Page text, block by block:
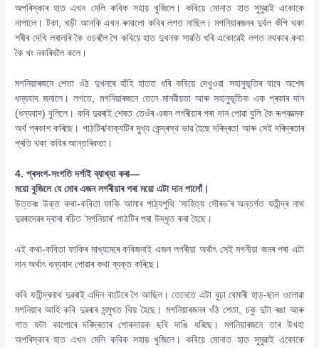
অপৰিস্কাৰ হাত এখন মেলি কবিক সহায় খুজিলে। কবিয়ে মোনাত হাত সুমুৱাই একোকে
নাপালে। টকা, ঘড়ী আনকি এখন ৰুমালো কবিৰ লগত নাছিল। মগনিয়াৰজনৰ দুৰ্বল কঁপি থকা
শৰীৰ দেখি লৰালৰি কৈ ওচৰলৈ গৈ কবিয়ে হাত দুখনক সাৱতি ধৰি একোৱেই লগত নথকাৰ কথা
কৈ খং নকৰিবলৈ কলে।
মগনিয়াৰজনে শেতা ওঁঠ দুখনৰে হাঁহি হাতত ধৰি কবিয়ে দেখুওৱা সহানুভূতিৰ বাবে অশেষ
ধন্যবাদ জনালে। লগতে, মগনিয়াৰজনে তেনে মানৱীয়তা আৰু সহানুভূতিক এক প্ৰকাৰ দান
(ধন্যবাদ) বুলিলে। কবি দুৱৰাই শেষত তেওঁৰ এজন লগৰীয়াৰ পৰা দান পোৱা বুলি কৈ ৰূপকাত্মক
অৰ্থ প্ৰকাশ কৰিছে। পাঠটিৰ/বাক্যটিৰ মুখ্য কেন্দ্ৰস্থ ভাৱ হৈছে দৰিদ্ৰতা আৰু সেই দৰিদ্ৰতাৰ
প্ৰতি থকা কবিৰ আন্তৰিকতা।
4. প্ৰসংগ-সংগতি দৰ্শাই ব্যাখ্যা কৰা—
ময়ো বুজিলে যে মোৰ এজন লগৰীয়াৰ পৰা ময়ো এটা দান পালোঁ।
উত্তৰঃ উক্ত কথা-কবিতা ফাকি আমাৰ পাঠ্যপুথি ‘সাহিত্য সৌৰভ’ৰ অন্তৰ্গত যতীন্দ্ৰ নাথ
দুৱৰাদেৱৰ দ্বাৰা ৰচিত ‘মগনিয়াৰ’ পাঠটিৰ পৰা উদ্ধৃত কৰা হৈছে।
এই কথা-কবিতা ফাকিৰ মাধ্যমেৰে কবিজনাই এজন লগৰীয়া অৰ্থাৎ সেই মগনীয়া জনৰ পৰা এটা
দান অৰ্থাৎ ধন্যবাদ পোৱাৰ কথা ব্যক্ত কৰিছে।
কবি যতীন্দ্ৰনাথ দুৱৰাই এদিন বাটেৰে গৈ আছিল। তেনেতে এটা বুঢ়া বেমাৰী হাড়-ছাল ওলোৱা
মগনিয়াৰ আহি কবি দুৱৰাৰ সন্মুখত থিয় হৈছে। মগনিয়াৰজনৰ ওঁঠ শেতা, চকু দুটা ৰঙা আৰু
গাত ফটা কাপোৰে দৰিদ্ৰতাৰ শোকদায়ক ছবি দাঙি ধৰিছে। মগনিয়াৰজনে তাৰ উখহা
অপৰিস্কাৰ হাত এখন মেলি কবিক সহায় খুজিলে। কবিয়ে মোনাত হাত সুমুৱাই একোকে